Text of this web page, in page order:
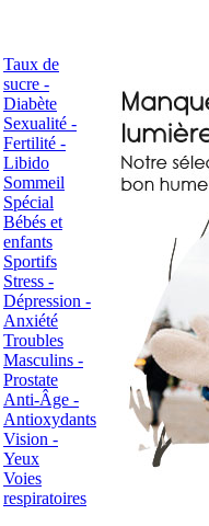
Taux de
sucre -
Diabète
Sexualité -
Fertilité -
Libido
Sommeil
Spécial
Bébés et
enfants
Sportifs
Stress -
Dépression -
Anxiété
Troubles
Masculins -
Prostate
Anti-Âge -
Antioxydants
Vision -
Yeux
Voies
respiratoires